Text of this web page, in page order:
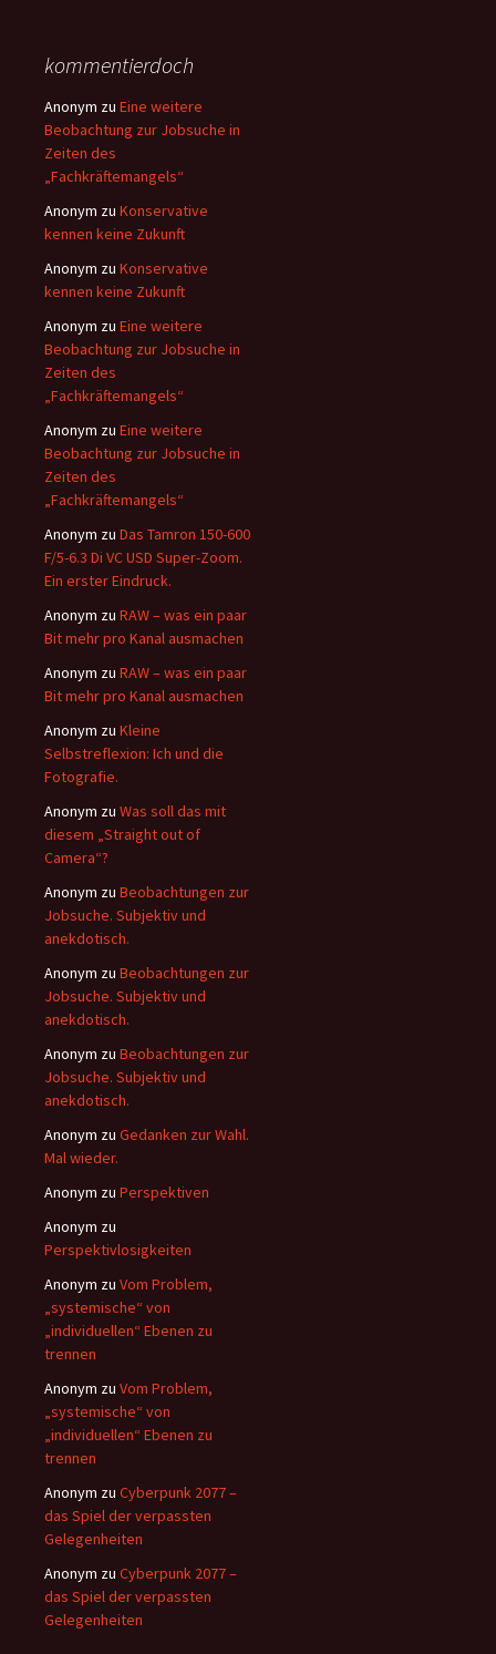
kommentierdoch
Anonym zu Eine weitere
Beobachtung zur Jobsuche in
Zeiten des
„Fachkräftemangels“
Anonym zu Konservative
kennen keine Zukunft
Anonym zu Konservative
kennen keine Zukunft
Anonym zu Eine weitere
Beobachtung zur Jobsuche in
Zeiten des
„Fachkräftemangels“
Anonym zu Eine weitere
Beobachtung zur Jobsuche in
Zeiten des
„Fachkräftemangels“
Anonym zu Das Tamron 150-600
F/5-6.3 Di VC USD Super-Zoom.
Ein erster Eindruck.
Anonym zu RAW – was ein paar
Bit mehr pro Kanal ausmachen
Anonym zu RAW – was ein paar
Bit mehr pro Kanal ausmachen
Anonym zu Kleine
Selbstreflexion: Ich und die
Fotografie.
Anonym zu Was soll das mit
diesem „Straight out of
Camera“?
Anonym zu Beobachtungen zur
Jobsuche. Subjektiv und
anekdotisch.
Anonym zu Beobachtungen zur
Jobsuche. Subjektiv und
anekdotisch.
Anonym zu Beobachtungen zur
Jobsuche. Subjektiv und
anekdotisch.
Anonym zu Gedanken zur Wahl.
Mal wieder.
Anonym zu Perspektiven
Anonym zu
Perspektivlosigkeiten
Anonym zu Vom Problem,
„systemische“ von
„individuellen“ Ebenen zu
trennen
Anonym zu Vom Problem,
„systemische“ von
„individuellen“ Ebenen zu
trennen
Anonym zu Cyberpunk 2077 –
das Spiel der verpassten
Gelegenheiten
Anonym zu Cyberpunk 2077 –
das Spiel der verpassten
Gelegenheiten